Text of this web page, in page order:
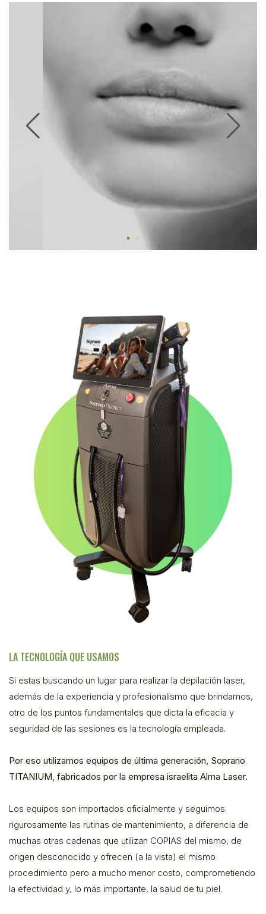
LA TECNOLOGÍA QUE USAMOS
Si estas buscando un lugar para realizar la depilación laser,
además de la experiencia y profesionalismo que brindamos,
otro de los puntos fundamentales que dicta la eficacia y
seguridad de las sesiones es la tecnología empleada.
Por eso utilizamos equipos de última generación, Soprano
TITANIUM, fabricados por la empresa israelita Alma Laser.
Los equipos son importados oficialmente y seguimos
rigurosamente las rutinas de mantenimiento, a diferencia de
muchas otras cadenas que utilizan COPIAS del mismo, de
origen desconocido y ofrecen (a la vista) el mismo
procedimiento pero a mucho menor costo, comprometiendo
la efectividad y, lo más importante, la salud de tu piel.